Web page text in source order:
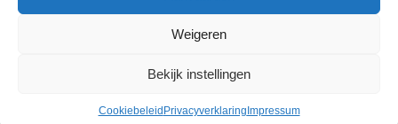
Weigeren
Bekijk instellingen
Cookiebeleid Privacyverklaring Impressum
Disclaimer Klachtenregeling
© 2026 begeleidingmet4poten.nl